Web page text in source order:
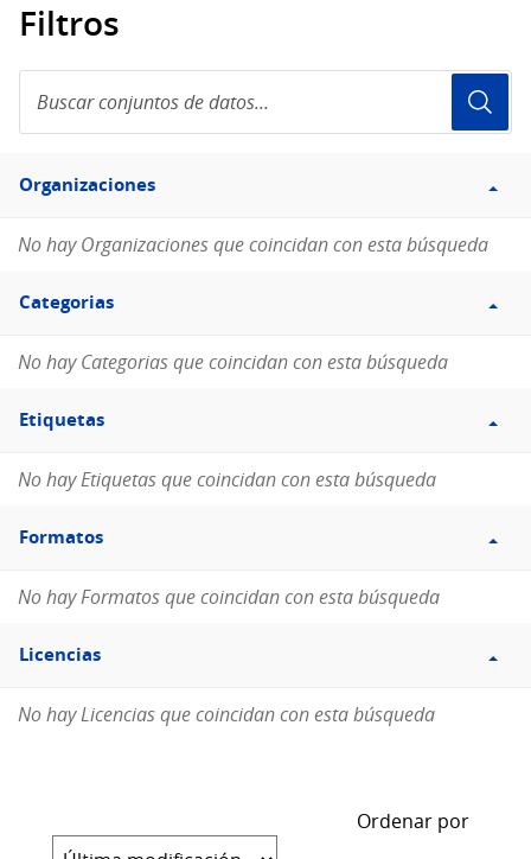
Filtros
conjuntos
de
Filtro
Organizaciones
Organizaciones
No hay Organizaciones que coincidan con esta búsqueda
Filtro
Categorias
Categorias
No hay Categorias que coincidan con esta búsqueda
Filtro
Etiquetas
Etiquetas
No hay Etiquetas que coincidan con esta búsqueda
Filtro
Formatos
Formatos
No hay Formatos que coincidan con esta búsqueda
Filtro
Licencias
Licencias
No hay Licencias que coincidan con esta búsqueda
Ordenar por